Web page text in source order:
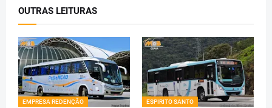
OUTRAS LEITURAS
EMPRESA REDENÇÃO ESPIRITO SANTO